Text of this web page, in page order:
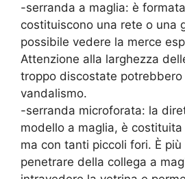
-serranda a maglia: è
costituiscono una rete o una
possibile vedere la merce
Attenzione alla larghezza
troppo discostate
vandalismo.
-serranda microforata: la
modello a maglia, è
ma con tanti piccoli fori. È
penetrare della collega a